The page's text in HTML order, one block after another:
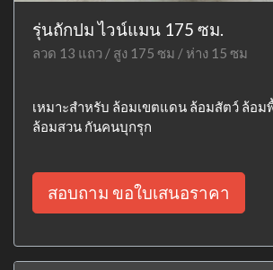
รุ่นถักปม ไวน์แมน 175 ซม.
ลวด 13 แถว / สูง 175 ซม / ห่าง 15 ซม
เหมาะสำหรับ ล้อมเขตแดน ล้อมสัตว์ ล้อ
ล้อมสวน กันคนบุกรุก
สอบถาม ขอใบเสนอราคา